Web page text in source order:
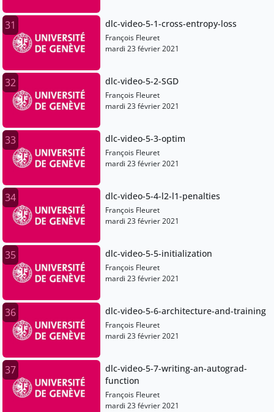
31 dlc-video-5-1-cross-entropy-loss
François Fleuret
mardi 23 février 2021
32 dlc-video-5-2-SGD
François Fleuret
mardi 23 février 2021
33 dlc-video-5-3-optim
François Fleuret
mardi 23 février 2021
34 dlc-video-5-4-l2-l1-penalties
François Fleuret
mardi 23 février 2021
35 dlc-video-5-5-initialization
François Fleuret
mardi 23 février 2021
36 dlc-video-5-6-architecture-and-training
François Fleuret
mardi 23 février 2021
37
dlc-video-5-7-writing-an-autograd-
function
François Fleuret
mardi 23 février 2021